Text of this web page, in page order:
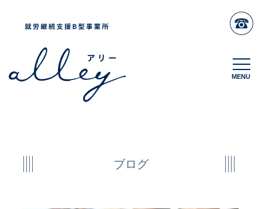
MENU
MENU
ブログ